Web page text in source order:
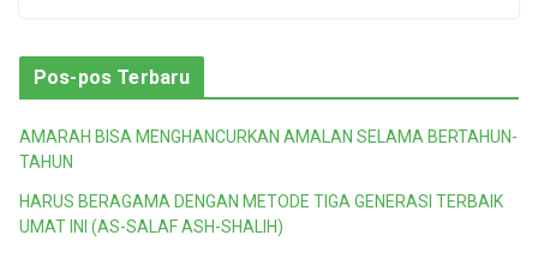
Pos-pos Terbaru
AMARAH BISA MENGHANCURKAN AMALAN SELAMA BERTAHUN-
TAHUN
HARUS BERAGAMA DENGAN METODE TIGA GENERASI TERBAIK
UMAT INI (AS-SALAF ASH-SHALIH)